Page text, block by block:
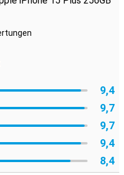
9,4
9,7
9,7
9,4
8,4